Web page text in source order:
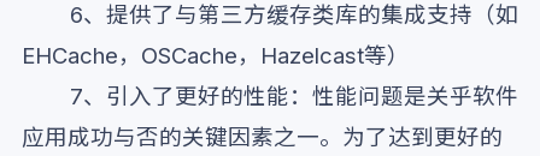
6、提供了与第三方缓存类库的集成支持（如
EHCache，OSCache，Hazelcast等）
7、引入了更好的性能：性能问题是关乎软件
应用成功与否的关键因素之一。为了达到更好的